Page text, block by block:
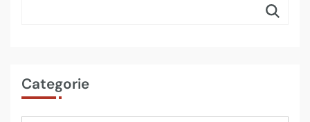
Categorie